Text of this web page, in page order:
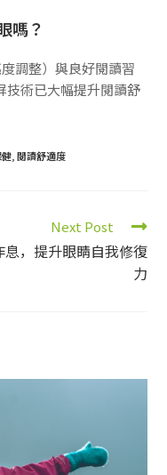
嗎？
調整）與良好閱讀習
技術已大幅提升閱讀舒
, 閱讀舒適度
Next Post
，提升眼睛自我修復
力